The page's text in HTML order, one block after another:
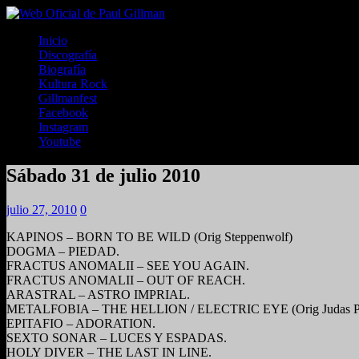
Inicio
Discografía
Biografía
Kultura Rock
Gillmanfest
Facebook
Instagram
Youtube
Sábado 31 de julio 2010
julio 27, 2010 0
KAPINOS – BORN TO BE WILD (Orig Steppenwolf)
DOGMA – PIEDAD.
FRACTUS ANOMALII – SEE YOU AGAIN.
FRACTUS ANOMALII – OUT OF REACH.
ARASTRAL – ASTRO IMPRIAL.
METALFOBIA – THE HELLION / ELECTRIC EYE (Orig Judas
EPITAFIO – ADORATION.
SEXTO SONAR – LUCES Y ESPADAS.
HOLY DIVER – THE LAST IN LINE.